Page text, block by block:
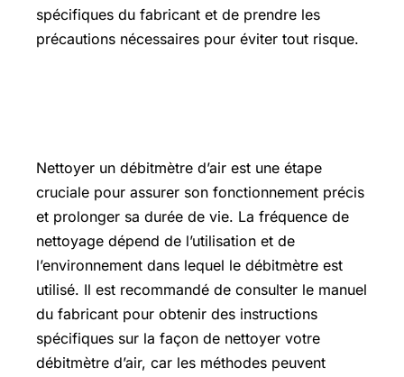
spécifiques du fabricant et de prendre les
précautions nécessaires pour éviter tout risque.
Nettoyer un débitmètre d’air est une étape
cruciale pour assurer son fonctionnement précis
et prolonger sa durée de vie. La fréquence de
nettoyage dépend de l’utilisation et de
l’environnement dans lequel le débitmètre est
utilisé. Il est recommandé de consulter le manuel
du fabricant pour obtenir des instructions
spécifiques sur la façon de nettoyer votre
débitmètre d’air, car les méthodes peuvent